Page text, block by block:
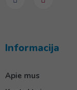
Informacija
Apie mus